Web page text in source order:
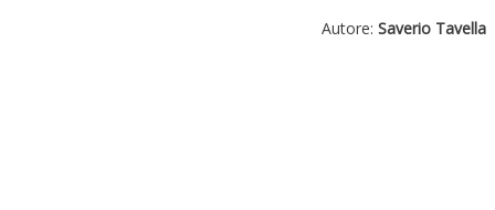
Autore: Saverio Tavella